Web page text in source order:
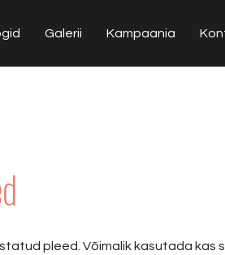
Galerii Kampaania
pleed. Võimalik kasutada kas